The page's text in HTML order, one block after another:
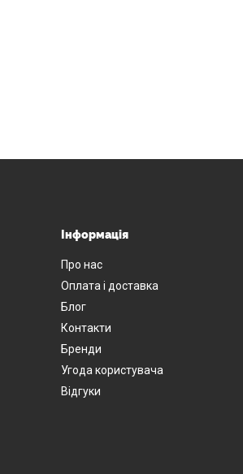
Інформація
Про нас
Оплата і доставка
Блог
Контакти
Бренди
Угода користувача
Відгуки